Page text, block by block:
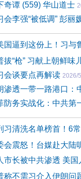
奇谭 (559) 华山道士
会李强“被低调” 彭
国逼到这份上！习与
拔“枪” 习献上朝鲜味
会谈要点再解读 2026/
渗透一带一路港口：
防务实战化：中共第
习清洗名单榜首！6
会震怒！台媒赴大陆
市长被中共渗透 美国
称不需习介入伊朗问